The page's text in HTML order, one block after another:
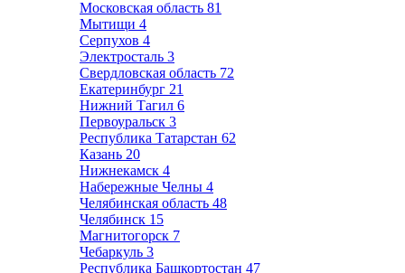
Московская область 81
Мытищи 4
Серпухов 4
Электросталь 3
Свердловская область 72
Екатеринбург 21
Нижний Тагил 6
Первоуральск 3
Республика Татарстан 62
Казань 20
Нижнекамск 4
Набережные Челны 4
Челябинская область 48
Челябинск 15
Магнитогорск 7
Чебаркуль 3
Республика Башкортостан 47